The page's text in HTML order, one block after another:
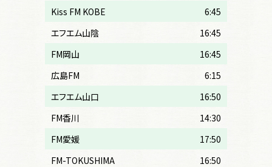
Kiss FM KOBE
6:45
エフエム山陰
16:45
FM岡山
16:45
広島FM
6:15
エフエム山口
16:50
FM香川
14:30
FM愛媛
17:50
FM-TOKUSHIMA
16:50